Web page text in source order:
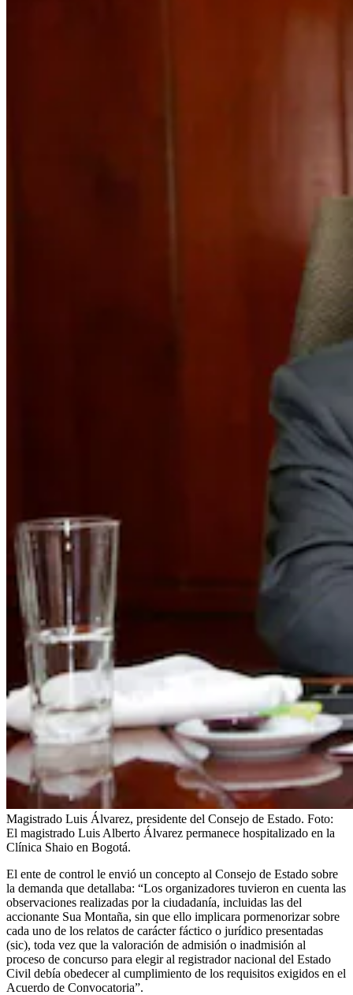
Magistrado Luis Álvarez, presidente del Consejo de Estado. Foto:
El magistrado Luis Alberto Álvarez permanece hospitalizado en la
Clínica Shaio en Bogotá.
El ente de control le envió un concepto al Consejo de Estado sobre
la demanda que detallaba: “Los organizadores tuvieron en cuenta las
observaciones realizadas por la ciudadanía, incluidas las del
accionante Sua Montaña, sin que ello implicara pormenorizar sobre
cada uno de los relatos de carácter fáctico o jurídico presentadas
(sic), toda vez que la valoración de admisión o inadmisión al
proceso de concurso para elegir al registrador nacional del Estado
Civil debía obedecer al cumplimiento de los requisitos exigidos en el
Acuerdo de Convocatoria”.